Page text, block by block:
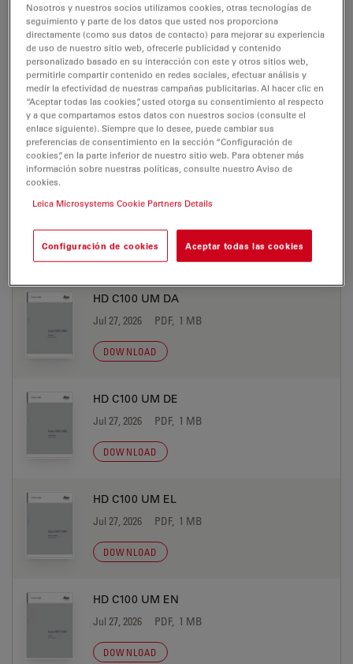
Jul 27, 2026 PDF, 1 MB
DOWNLOAD
HD C100 UM BY
Jul 27, 2026 PDF, 1 MB
DOWNLOAD
HD C100 UM CS
DOWNLOAD
HD C100 UM DA
Jul 27, 2026 PDF, 1 MB
DOWNLOAD
HD C100 UM DE
Jul 27, 2026 PDF, 1 MB
DOWNLOAD
HD C100 UM EL
Jul 27, 2026 PDF, 1 MB
DOWNLOAD
HD C100 UM EN
Jul 27, 2026 PDF, 1 MB
DOWNLOAD
Nosotros y nuestros socios utilizamos cookies, otras tecnologías de
seguimiento y parte de los datos que usted nos proporciona
directamente (como sus datos de contacto) para mejorar su experiencia
de uso de nuestro sitio web, ofrecerle publicidad y contenido
personalizado basado en su interacción con este y otros sitios web,
permitirle compartir contenido en redes sociales, efectuar análisis y
medir la efectividad de nuestras campañas publicitarias. Al hacer clic en
“Aceptar todas las cookies”, usted otorga su consentimiento al respecto
y a que compartamos estos datos con nuestros socios (consulte el
enlace siguiente). Siempre que lo desee, puede cambiar sus
preferencias de consentimiento en la sección “Configuración de
cookies”, en la parte inferior de nuestro sitio web. Para obtener más
información sobre nuestras políticas, consulte nuestro Aviso de
cookies.
Leica Microsystems Cookie Partners Details
Configuración de cookies Aceptar todas las cookies